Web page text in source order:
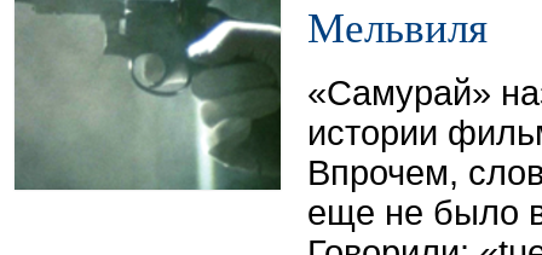
Мельвиля
«Самурай»
истории
Впрочем,
еще не было